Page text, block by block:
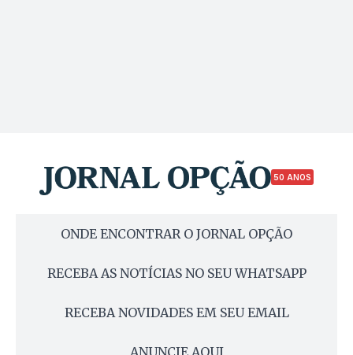
50 ANOS
ONDE ENCONTRAR O JORNAL OPÇÃO
RECEBA AS NOTÍCIAS NO SEU WHATSAPP
RECEBA NOVIDADES EM SEU EMAIL